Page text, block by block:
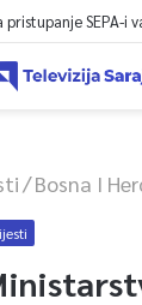
/Bosna I